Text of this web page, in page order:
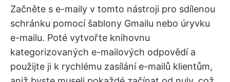
Začněte s e-maily v tomto nástroji pro sdílenou
schránku pomocí šablony Gmailu nebo úryvku
e-mailu. Poté vytvořte knihovnu
kategorizovaných e-mailových odpovědí a
použijte ji k rychlému zasílání e-mailů klientům,